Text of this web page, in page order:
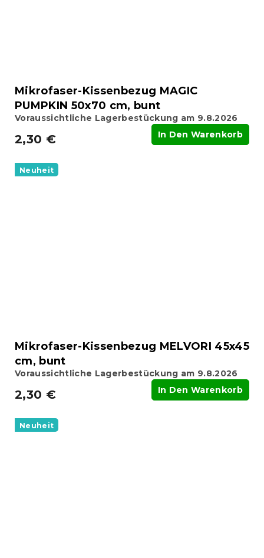
Mikrofaser-Kissenbezug MAGIC
PUMPKIN 50x70 cm, bunt
Voraussichtliche Lagerbestückung am 9.8.2026
2,30 € In Den Warenkorb
Neuheit
Mikrofaser-Kissenbezug MELVORI 45x45
cm, bunt
Voraussichtliche Lagerbestückung am 9.8.2026
2,30 € In Den Warenkorb
Neuheit